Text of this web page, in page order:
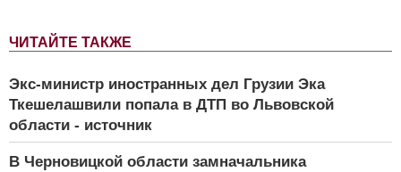
ЧИТАЙТЕ ТАКЖЕ
Экс-министр иностранных дел Грузии Эка
Ткешелашвили попала в ДТП во Львовской
области - источник
В Черновицкой области замначальника